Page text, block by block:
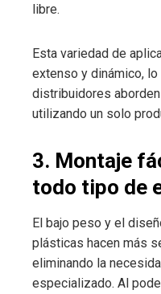
libre.
Esta variedad de
extenso y dinámico,
distribuidores
utilizando un solo
3. Montaje
todo tipo de
El bajo peso y el
plásticas hacen más
eliminando la
especializado. Al